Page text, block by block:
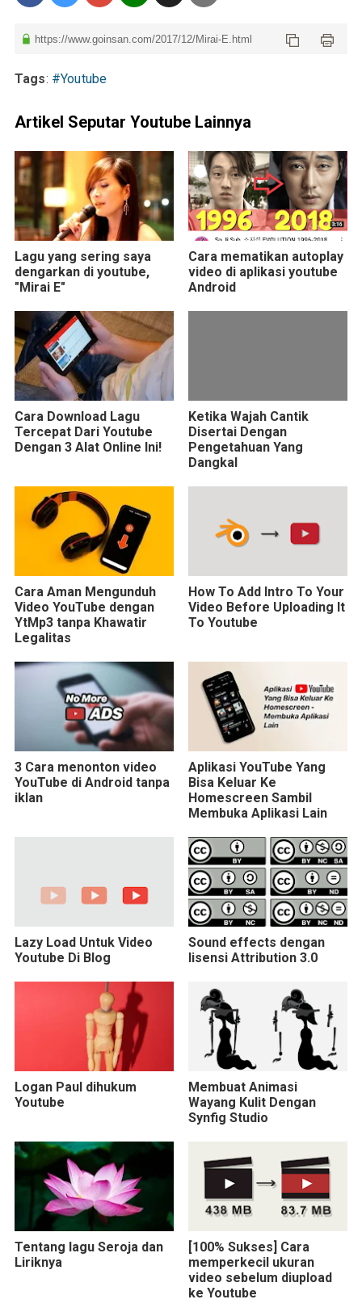
Tags: #Youtube
Artikel Seputar Youtube Lainnya
Lagu yang sering saya
dengarkan di youtube,
"Mirai E"
Cara mematikan autoplay
video di aplikasi youtube
Android
Cara Download Lagu
Tercepat Dari Youtube
Dengan 3 Alat Online Ini!
Ketika Wajah Cantik
Disertai Dengan
Pengetahuan Yang
Dangkal
Cara Aman Mengunduh
Video YouTube dengan
YtMp3 tanpa Khawatir
Legalitas
How To Add Intro To Your
Video Before Uploading It
To Youtube
3 Cara menonton video
YouTube di Android tanpa
iklan
Aplikasi YouTube Yang
Bisa Keluar Ke
Homescreen Sambil
Membuka Aplikasi Lain
Lazy Load Untuk Video
Youtube Di Blog
Sound effects dengan
lisensi Attribution 3.0
Logan Paul dihukum
Youtube
Membuat Animasi
Wayang Kulit Dengan
Synfig Studio
Tentang lagu Seroja dan
Liriknya
[100% Sukses] Cara
memperkecil ukuran
video sebelum diupload
ke Youtube